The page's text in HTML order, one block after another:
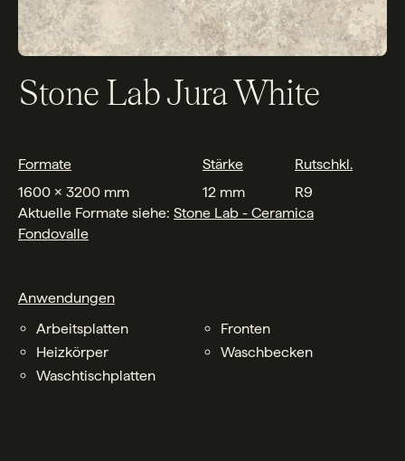
Stone Lab Jura White
Formate Stärke
Rutschkl.
1600 x 3200 mm
12 mm
R9
Aktuelle Formate siehe: Stone Lab - Ceramica
Fondovalle
Anwendungen
Arbeitsplatten
Fronten
Heizkörper
Waschbecken
Waschtischplatten